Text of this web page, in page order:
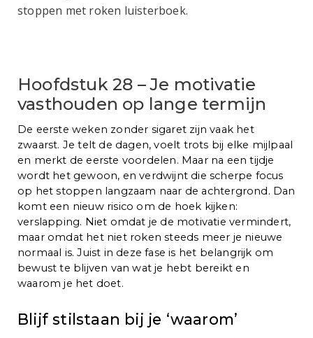
stoppen met roken luisterboek.
Hoofdstuk 28 – Je motivatie
vasthouden op lange termijn
De eerste weken zonder sigaret zijn vaak het
zwaarst. Je telt de dagen, voelt trots bij elke mijlpaal
en merkt de eerste voordelen. Maar na een tijdje
wordt het gewoon, en verdwijnt die scherpe focus
op het stoppen langzaam naar de achtergrond. Dan
komt een nieuw risico om de hoek kijken:
verslapping. Niet omdat je de motivatie vermindert,
maar omdat het niet roken steeds meer je nieuwe
normaal is. Juist in deze fase is het belangrijk om
bewust te blijven van wat je hebt bereikt en
waarom je het doet.
Blijf stilstaan bij je ‘waarom’